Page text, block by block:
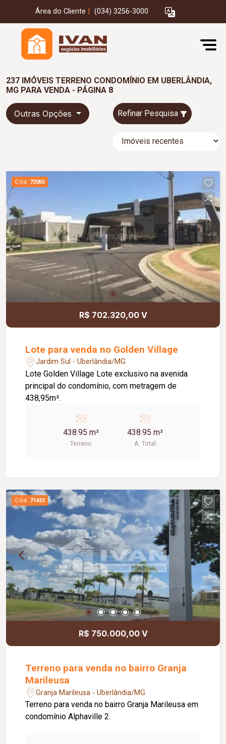
Área do Cliente (034) 3256-3000
237 IMÓVEIS TERRENO CONDOMÍNIO EM UBERLÂNDIA,
MG PARA VENDA - PÁGINA 8
Outras Opções Refinar Pesquisa
Cód. 72055
R$ 702.320,00 V
Lote para venda no Golden Village
Jardim Sul - Uberlândia/MG
Lote Golden Village Lote exclusivo na avenida
principal do condomínio, com metragem de
438,95m².
438.95 m²
Terreno
438.95 m²
A. Total
Cód. 71433
R$ 750.000,00 V
Terreno para venda no bairro Granja
Marileusa
Granja Marileusa - Uberlândia/MG
Terreno para venda no bairro Granja Marileusa em
condomínio Alphaville 2.